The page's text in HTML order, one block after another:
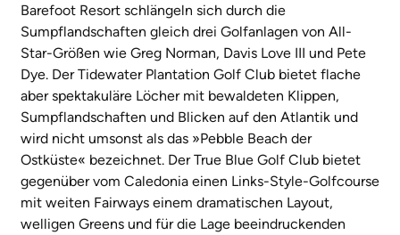
Barefoot Resort schlängeln sich durch die
Sumpflandschaften gleich drei Golfanlagen von All-
Star-Größen wie Greg Norman, Davis Love III und Pete
Dye. Der Tidewater Plantation Golf Club bietet flache
aber spektakuläre Löcher mit bewaldeten Klippen,
Sumpflandschaften und Blicken auf den Atlantik und
wird nicht umsonst als das »Pebble Beach der
Ostküste« bezeichnet. Der True Blue Golf Club bietet
gegenüber vom Caledonia einen Links-Style-Golfcourse
mit weiten Fairways einem dramatischen Layout,
welligen Greens und für die Lage beeindruckenden